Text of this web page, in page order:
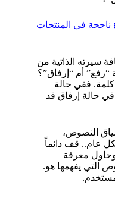
ناجحة في المنتجات
سيرته الذاتية من
“رفع” أم “إرفاق”؟
كلمة. ففي حالة
حالة إرفاق قد
النصوص،
عام.. قف دائماً
معرفة
التي يفهمها هو.